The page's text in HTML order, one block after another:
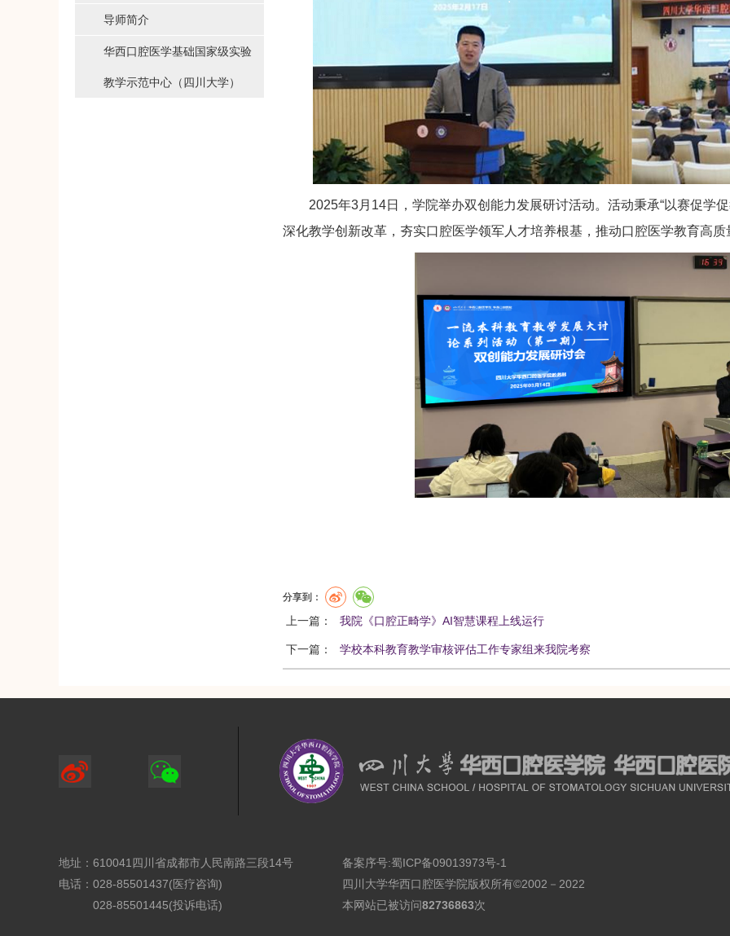
导师简介
华西口腔医学基础国家级实验
教学示范中心（四川大学）
2025年3月14日，学院举办双创能力发展研讨活动。活动秉承“以赛促学
深化教学创新改革，夯实口腔医学领军人才培养根基，推动口腔医学教育高质
分享到：
上一篇： 我院《口腔正畸学》AI智慧课程上线运行
下一篇： 学校本科教育教学审核评估工作专家组来我院考察
地址：610041四川省成都市人民南路三段14号
电话：028-85501437(医疗咨询)
028-85501445(投诉电话)
备案序号:蜀ICP备09013973号-1
四川大学华西口腔医学院版权所有©2002－2022
本网站已被访问82736863次